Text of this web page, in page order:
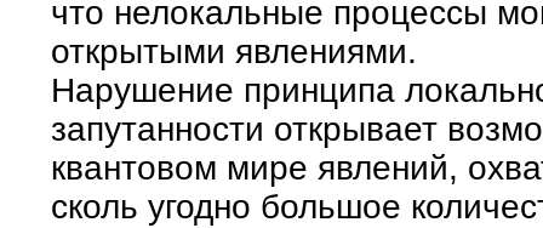
что нелокальные процессы
открытыми явлениями.
Нарушение принципа
запутанности открывает
квантовом мире явлений,
сколь угодно большое